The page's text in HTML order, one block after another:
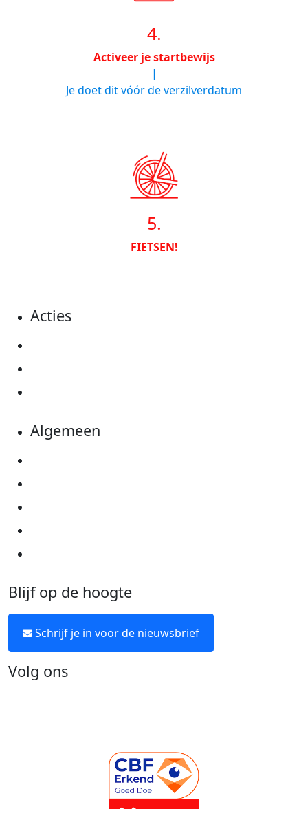
4.
Activeer je startbewijs
|
Je doet dit vóór de verzilverdatum
5.
FIETSEN!
Acties
Algemeen
Blijf op de hoogte
Schrijf je in voor de nieuwsbrief
Volg ons